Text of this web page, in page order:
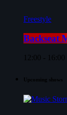
Freestyle
Backseat
12:00 - 16:00
Upcoming shows